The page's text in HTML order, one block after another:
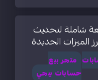
شاملة لتحديث
متجر بيع
حسابات ببجي